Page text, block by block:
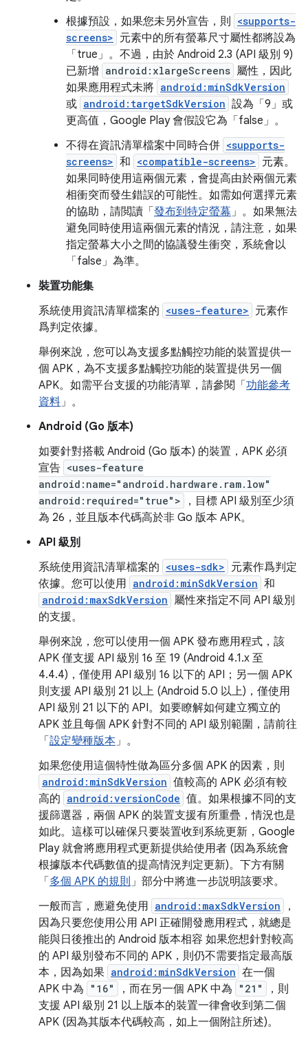
根據預設，如果您未另外宣告，則
<supports-
screens> 元素中的所有螢幕尺寸屬性都將設為
「true」。不過，由於 Android 2.3 (API 級別 9)
已新增 android:xlargeScreens 屬性，因此
如果應用程式未將 android:minSdkVersion
或 android:targetSdkVersion 設為「9」或
更高值，Google Play 會假設它為「false」。
不得在資訊清單檔案中同時合併 <supports-
screens> 和 <compatible-screens> 元素。
如果同時使用這兩個元素，會提高由於兩個元素
相衝突而發生錯誤的可能性。如需如何選擇元素
的協助，請閲讀「 發布到特定螢幕」。如果無法
避免同時使用這兩個元素的情況，請注意，如果
指定螢幕大小之間的協議發生衝突，系統會以
「false」為準。
裝置功能集
系統使用資訊清單檔案的 <uses-feature> 元素作
爲判定依據。
舉例來說，您可以為支援多點觸控功能的裝置提供一
個 APK，為不支援多點觸控功能的裝置提供另一個
APK。如需平台支援的功能清單，請參閱「 功能參考
資料」。
Android (Go 版本)
如要針對搭載 Android (Go 版本) 的裝置，APK 必須
宣告 <uses-feature
android:name="android.hardware.ram.low"
android:required="true">
，目標 API 級別至少須
為 26，並且版本代碼高於非 Go 版本 APK。
API 級別
系統使用資訊清單檔案的 <uses-sdk> 元素作爲判定
依據。您可以使用 android:minSdkVersion 和
android:maxSdkVersion 屬性來指定不同 API 級別
的支援。
舉例來說，您可以使用一個 APK 發布應用程式，該
APK 僅支援 API 級別 16 至 19 (Android 4.1.x 至
4.4.4)，僅使用 API 級別 16 以下的 API；另一個 APK
則支援 API 級別 21 以上 (Android 5.0 以上)，僅使用
API 級別 21 以下的 API。如要瞭解如何建立獨立的
APK 並且每個 APK 針對不同的 API 級別範圍，請前往
「 設定變種版本」。
如果您使用這個特性做為區分多個 APK 的因素，則
android:minSdkVersion 值較高的 APK 必須有較
高的 android:versionCode 值。如果根據不同的支
援篩選器，兩個 APK 的裝置支援有所重疊，情況也是
如此。這樣可以確保只要裝置收到系統更新，Google
Play 就會將應用程式更新提供給使用者 (因為系統會
根據版本代碼數值的提高情況判定更新)。下方有關
「 多個 APK 的規則 」部分中將進一步説明該要求。
一般而言，應避免使用 android:maxSdkVersion
，
因為只要您使用公用 API 正確開發應用程式，就總是
能與日後推出的 Android 版本相容 如果您想針對較高
的 API 級別發布不同的 APK，則仍不需要指定最高版
本，因為如果 android:minSdkVersion 在一個
APK 中為
"16" ，而在另一個 APK 中為 "21"
，則
支援 API 級別 21 以上版本的裝置一律會收到第二個
APK (因為其版本代碼較高，如上一個附註所述)。